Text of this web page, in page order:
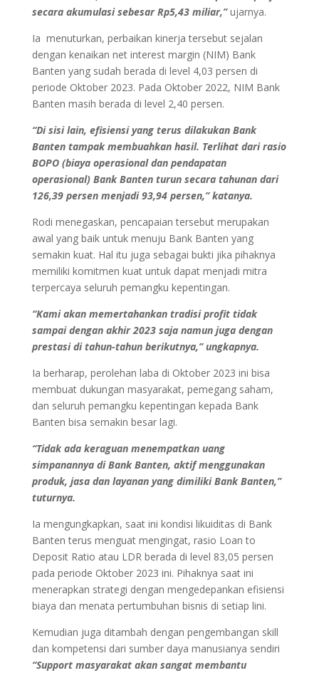
secara akumulasi sebesar Rp5,43 miliar,”ujarnya.
Ia menuturkan, perbaikan kinerja tersebut sejalan
dengan kenaikan net interest margin (NIM) Bank
Banten yang sudah berada di level 4,03 persen di
periode Oktober 2023. Pada Oktober 2022, NIM Bank
Banten masih berada di level 2,40 persen.
“Di sisi lain, efisiensi yang terus dilakukan Bank
Banten tampak membuahkan hasil. Terlihat dari rasio
BOPO (biaya operasional dan pendapatan
operasional) Bank Banten turun secara tahunan dari
126,39 persen menjadi 93,94 persen,” katanya.
Rodi menegaskan, pencapaian tersebut merupakan
awal yang baik untuk menuju Bank Banten yang
semakin kuat. Hal itu juga sebagai bukti jika pihaknya
memiliki komitmen kuat untuk dapat menjadi mitra
terpercaya seluruh pemangku kepentingan.
“Kami akan memertahankan tradisi profit tidak
sampai dengan akhir 2023 saja namun juga dengan
prestasi di tahun-tahun berikutnya,” ungkapnya.
Ia berharap, perolehan laba di Oktober 2023 ini bisa
membuat dukungan masyarakat, pemegang saham,
dan seluruh pemangku kepentingan kepada Bank
Banten bisa semakin besar lagi.
“Tidak ada keraguan menempatkan uang
simpanannya di Bank Banten, aktif menggunakan
produk, jasa dan layanan yang dimiliki Bank Banten,”
tuturnya.
Ia mengungkapkan, saat ini kondisi likuiditas di Bank
Banten terus menguat mengingat, rasio Loan to
Deposit Ratio atau LDR berada di level 83,05 persen
pada periode Oktober 2023 ini. Pihaknya saat ini
menerapkan strategi dengan mengedepankan efisiensi
biaya dan menata pertumbuhan bisnis di setiap lini.
Kemudian juga ditambah dengan pengembangan skill
dan kompetensi dari sumber daya manusianya sendiri
“Support masyarakat akan sangat membantu